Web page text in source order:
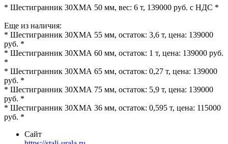
* Шестигранник 30ХМА 50 мм, вес: 6 т, 139000 руб. с НДС *
Еще из наличия:
* Шестигранник 30ХМА 55 мм, остаток: 3,6 т, цена: 139000
руб. *
* Шестигранник 30ХМА 60 мм, остаток: 1 т, цена: 139000 руб.
*
* Шестигранник 30ХМА 65 мм, остаток: 0,27 т, цена: 139000
руб. *
* Шестигранник 30ХМА 75 мм, остаток: 5,9 т, цена: 139000
руб. *
* Шестигранник 30ХМА 36 мм, остаток: 0,595 т, цена: 115000
руб. *
Сайт